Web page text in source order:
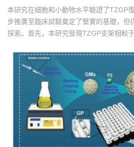
本研究在細胞和小動物水平驗證了TZGP
步推廣至臨床試驗奠定了堅實的基礎，但
探索。首先，本研究發現TZGP支架相較
的支架。其次，雖然我們初步驗證了
Wnt/β-catenin信號通路，但必須指出的是
區域的影響是多方面的，多種類型的細胞
后，雖然在支架中引入ZnONPs能夠輕微
進一步探索局部釋放ZnONPs對全身血糖